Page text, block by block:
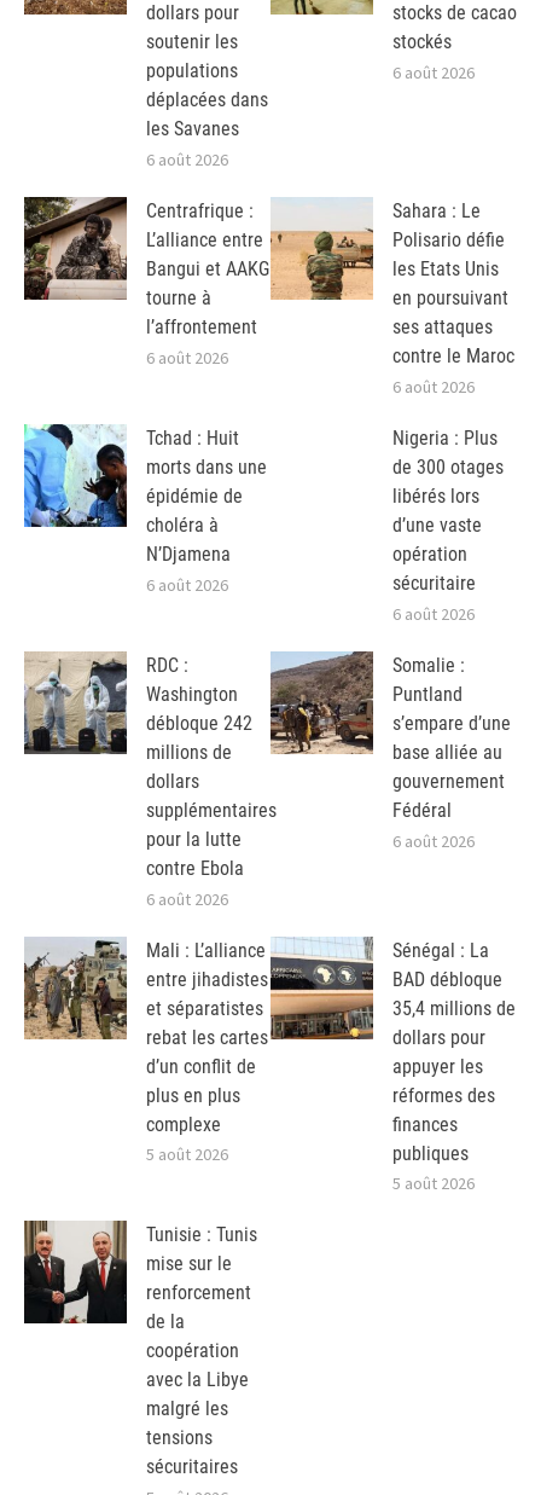
dollars pour
soutenir les
populations
déplacées dans
les Savanes
6 août 2026
stocks de cacao
stockés
6 août 2026
Centrafrique :
L’alliance entre
Bangui et AAKG
tourne à
l’affrontement
6 août 2026
Sahara : Le
Polisario défie
les Etats Unis
en poursuivant
ses attaques
contre le Maroc
6 août 2026
Tchad : Huit
morts dans une
épidémie de
choléra à
N’Djamena
6 août 2026
Nigeria : Plus
de 300 otages
libérés lors
d’une vaste
opération
sécuritaire
6 août 2026
RDC :
Washington
débloque 242
millions de
dollars
supplémentaires
pour la lutte
contre Ebola
6 août 2026
Somalie :
Puntland
s’empare d’une
base alliée au
gouvernement
Fédéral
6 août 2026
Mali : L’alliance
entre jihadistes
et séparatistes
rebat les cartes
d’un conflit de
plus en plus
complexe
5 août 2026
Sénégal : La
BAD débloque
35,4 millions de
dollars pour
appuyer les
réformes des
finances
publiques
5 août 2026
Tunisie : Tunis
mise sur le
renforcement
de la
coopération
avec la Libye
malgré les
tensions
sécuritaires